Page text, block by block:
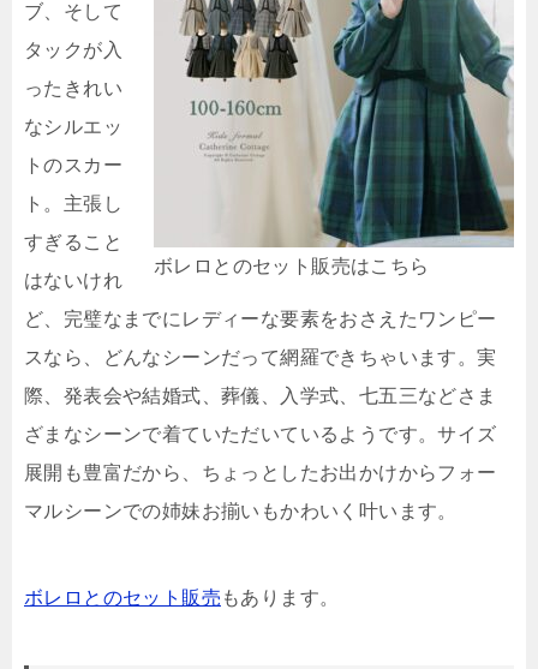
ボレロとのセット販売はこちら
ブ、そして
タックが入
ったきれい
なシルエッ
トのスカー
ト。主張し
すぎること
はないけれ
ど、完璧なまでにレディーな要素をおさえたワンピー
スなら、どんなシーンだって網羅できちゃいます。実
際、発表会や結婚式、葬儀、入学式、七五三などさま
ざまなシーンで着ていただいているようです。サイズ
展開も豊富だから、ちょっとしたお出かけからフォー
マルシーンでの姉妹お揃いもかわいく叶います。
ボレロとのセット販売 もあります。